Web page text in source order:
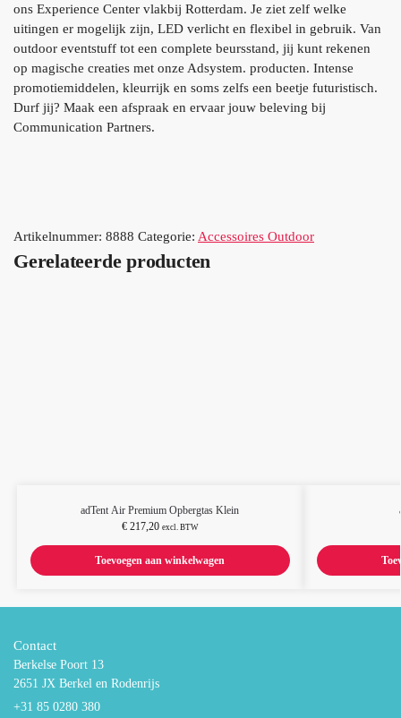
ons Experience Center vlakbij Rotterdam. Je ziet zelf welke
uitingen er mogelijk zijn, LED verlicht en flexibel in gebruik. Van
outdoor eventstuff tot een complete beursstand, jij kunt rekenen
op magische creaties met onze Adsystem. producten. Intense
promotiemiddelen, kleurrijk en soms zelfs een beetje futuristisch.
Durf jij? Maak een afspraak en ervaar jouw beleving bij
Communication Partners.
Artikelnummer: 8888 Categorie: Accessoires Outdoor
Gerelateerde producten
adTent Air Premium Opbergtas Klein
€217,20 excl. BTW
Toevoegen aan winkelwagen
Contact
Berkelse Poort 13
2651 JX Berkel en Rodenrijs
+31 85 0280 380